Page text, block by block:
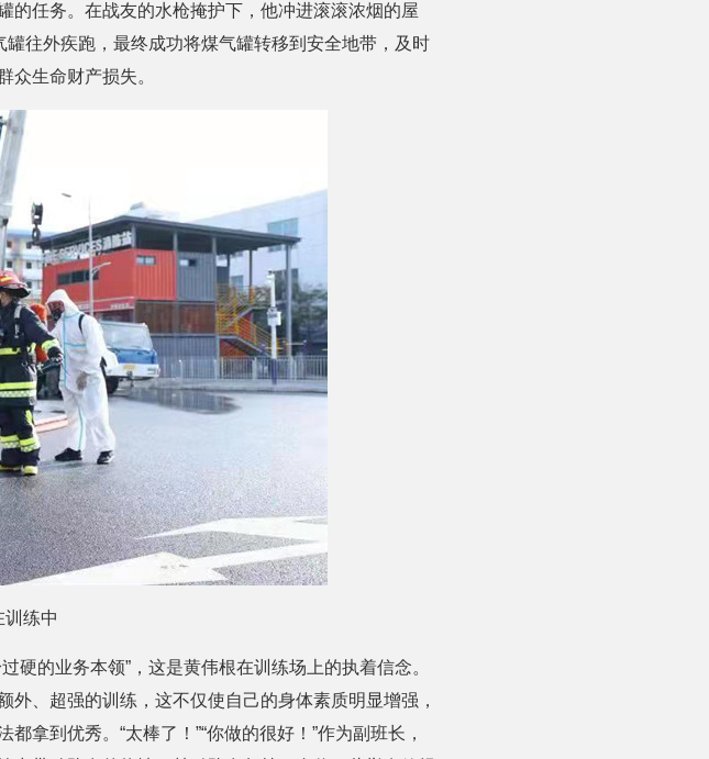
的任务。在战友的水枪掩护下，他冲进滚滚浓烟的屋
往外疾跑，最终成功将煤气罐转移到安全地带，及时
众生命财产损失。
训练中
硬的业务本领”，这是黄伟根在训练场上的执着信念。
、超强的训练，这不仅使自己的身体素质明显增强，
拿到优秀。“太棒了！”“你做的很好！”作为副班长，